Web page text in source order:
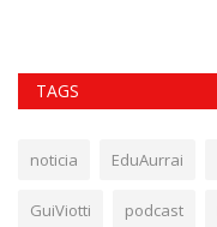
TAGS
noticia EduAurrai
GuiViotti podcast